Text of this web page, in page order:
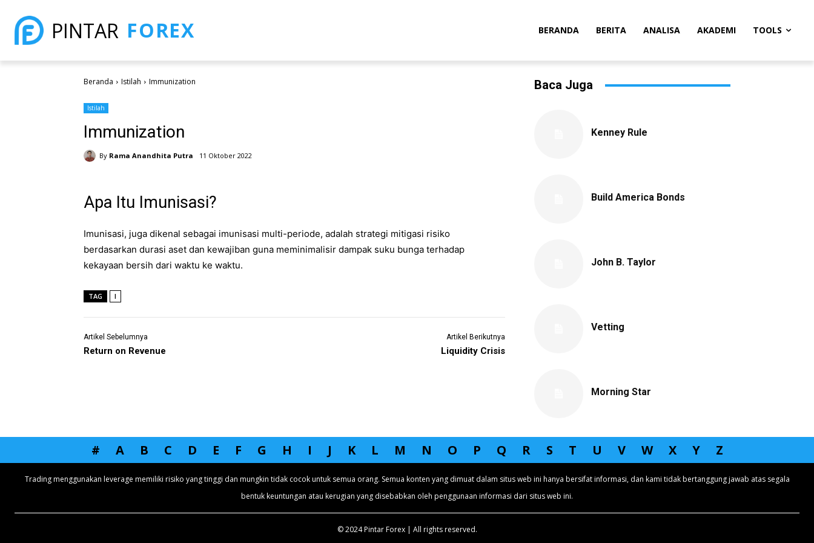
PINTAR FOREX BERANDA BERITA ANALISA AKADEMI TOOLS
Beranda Istilah Immunization
Istilah
Immunization
By Rama Anandhita Putra 11 Oktober 2022
Apa Itu Imunisasi?
Imunisasi, juga dikenal sebagai imunisasi multi-periode, adalah strategi mitigasi risiko
berdasarkan durasi aset dan kewajiban guna meminimalisir dampak suku bunga terhadap
kekayaan bersih dari waktu ke waktu.
TAG I
Artikel Sebelumnya
Return on Revenue
Artikel Berikutnya
Liquidity Crisis
Baca Juga
Kenney Rule
Build America Bonds
John B. Taylor
Vetting
Morning Star
# A B C D E F G H I J K L M N O P Q R S T U V W X Y Z
Trading menggunakan leverage memiliki risiko yang tinggi dan mungkin tidak cocok untuk semua orang. Semua konten yang dimuat dalam situs web ini hanya bersifat informasi, dan kami tidak bertanggung jawab atas segala
bentuk keuntungan atau kerugian yang disebabkan oleh penggunaan informasi dari situs web ini.
© 2024 Pintar Forex | All rights reserved.